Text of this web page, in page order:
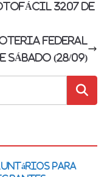
3207 DE
FEDERAL
SÁBADO (28/09)
para